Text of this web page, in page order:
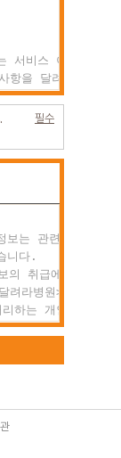
서비스 이용조건 및
항을 달려라병원과(
을 규정함을 목적
로서 효력이 발생
와 영업상 중요사유
생합니다.
법령에 규정되어
.
'를 발급받은 사람을
필수
보는 관련 법령에
니다.
의 취급에 대한
라병원>은 이러한
하는 개인정보를
권익을 보호하기
다.
서 정하는 바에 따